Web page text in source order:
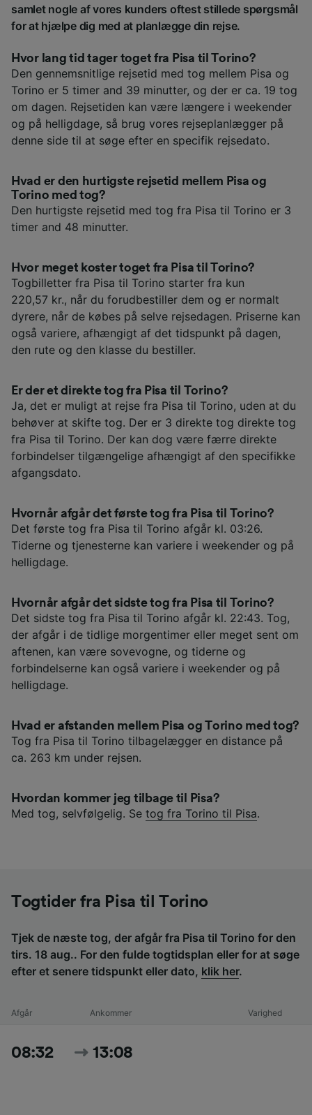
samlet nogle af vores kunders oftest stillede spørgsmål
for at hjælpe dig med at planlægge din rejse.
Hvor lang tid tager toget fra Pisa til Torino?
Den gennemsnitlige rejsetid med tog mellem Pisa og
Torino er 5 timer and 39 minutter, og der er ca. 19 tog
om dagen. Rejsetiden kan være længere i weekender
og på helligdage, så brug vores rejseplanlægger på
denne side til at søge efter en specifik rejsedato.
Hvad er den hurtigste rejsetid mellem Pisa og
Torino med tog?
Den hurtigste rejsetid med tog fra Pisa til Torino er 3
timer and 48 minutter.
Hvor meget koster toget fra Pisa til Torino?
Togbilletter fra Pisa til Torino starter fra kun
220,57 kr., når du forudbestiller dem og er normalt
dyrere, når de købes på selve rejsedagen. Priserne kan
også variere, afhængigt af det tidspunkt på dagen,
den rute og den klasse du bestiller.
Er der et direkte tog fra Pisa til Torino?
Ja, det er muligt at rejse fra Pisa til Torino, uden at du
behøver at skifte tog. Der er 3 direkte tog direkte tog
fra Pisa til Torino. Der kan dog være færre direkte
forbindelser tilgængelige afhængigt af den specifikke
afgangsdato.
Hvornår afgår det første tog fra Pisa til Torino?
Det første tog fra Pisa til Torino afgår kl. 03:26.
Tiderne og tjenesterne kan variere i weekender og på
helligdage.
Hvornår afgår det sidste tog fra Pisa til Torino?
Det sidste tog fra Pisa til Torino afgår kl. 22:43. Tog,
der afgår i de tidlige morgentimer eller meget sent om
aftenen, kan være sovevogne, og tiderne og
forbindelserne kan også variere i weekender og på
helligdage.
Hvad er afstanden mellem Pisa og Torino med tog?
Tog fra Pisa til Torino tilbagelægger en distance på
ca. 263 km under rejsen.
Hvordan kommer jeg tilbage til Pisa?
Med tog, selvfølgelig. Se tog fra Torino til Pisa.
Togtider fra Pisa til Torino
Tjek de næste tog, der afgår fra Pisa til Torino for den
tirs. 18 aug.. For den fulde togtidsplan eller for at søge
efter et senere tidspunkt eller dato, klik her.
Afgår Ankommer Varighed
08:32 13:08